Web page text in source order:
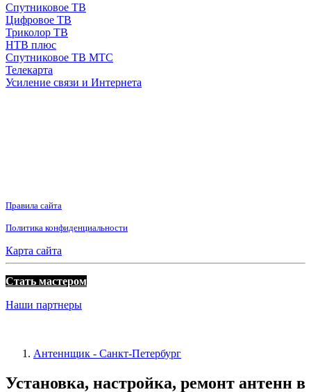
Спутниковое ТВ
Цифровое ТВ
Триколор ТВ
НТВ плюс
Спутниковое ТВ МТС
Телекарта
Усиление связи и Интернета
Правила сайта
Политика конфиденциальности
Карта сайта
Стать мастером
Наши партнеры
Антеннщик - Санкт-Петербург
Установка, настройка, ремонт антенн в